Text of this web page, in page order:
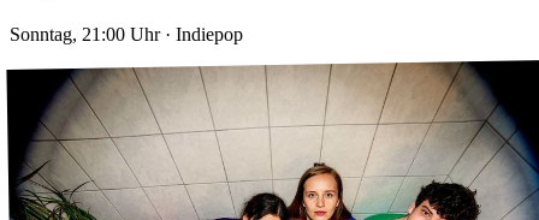
Sonntag, 21:00 Uhr· Indiepop